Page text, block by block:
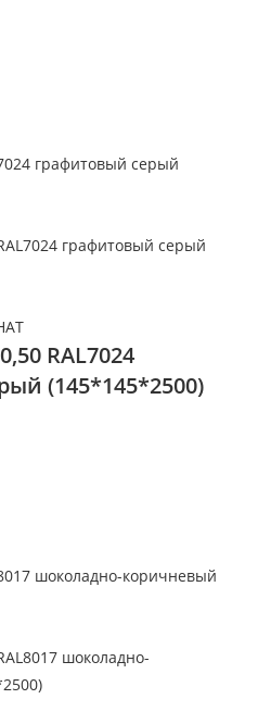
RAL7024
(145*145*2500)